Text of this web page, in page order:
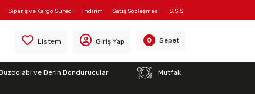
S.S.S
Satış Sözleşmesi
İndirim
Sipariş ve Kargo Süreci
Listem Giriş Yap 0 Sepet
ve Derin Dondurucular Mutfak
Davlumbazı